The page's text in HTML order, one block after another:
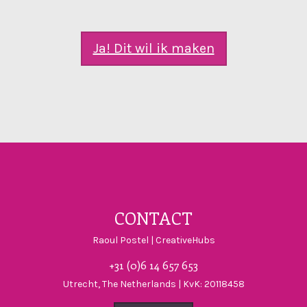
Ja! Dit wil ik maken
CONTACT
Raoul Postel | CreativeHubs
+31 (0)6 14 657 653
Utrecht, The Netherlands | KvK: 20118458